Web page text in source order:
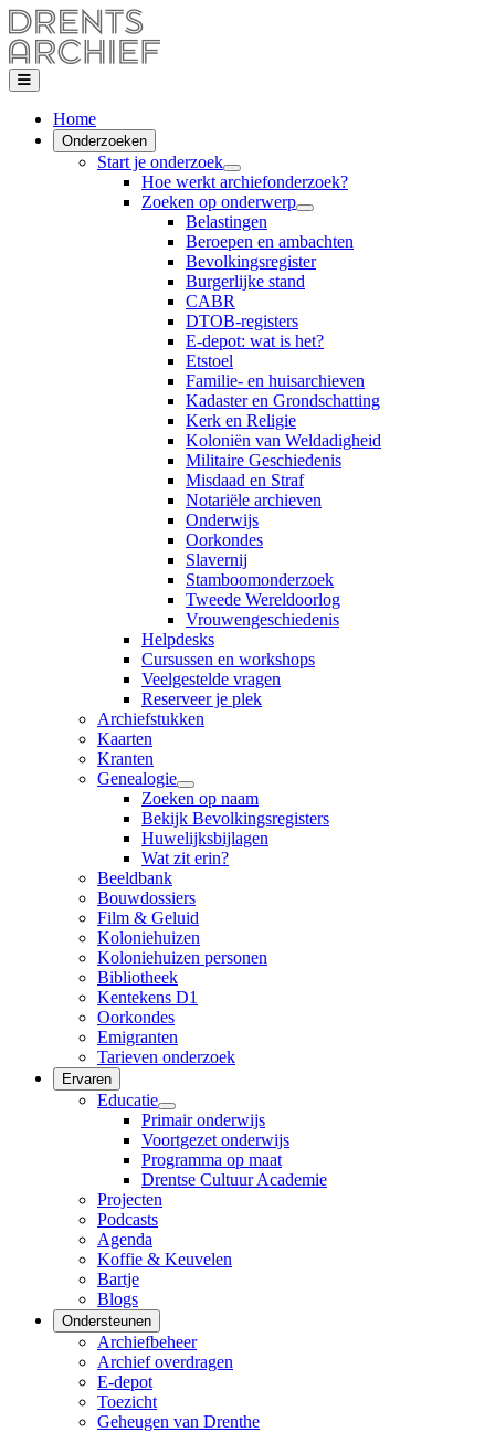
Home
Onderzoeken
Start je onderzoek
Hoe werkt archiefonderzoek?
Zoeken op onderwerp
Belastingen
Beroepen en ambachten
Bevolkingsregister
Burgerlijke stand
CABR
DTOB-registers
E-depot: wat is het?
Etstoel
Familie- en huisarchieven
Kadaster en Grondschatting
Kerk en Religie
Koloniën van Weldadigheid
Militaire Geschiedenis
Misdaad en Straf
Notariële archieven
Onderwijs
Oorkondes
Slavernij
Stamboomonderzoek
Tweede Wereldoorlog
Vrouwengeschiedenis
Helpdesks
Cursussen en workshops
Veelgestelde vragen
Reserveer je plek
Archiefstukken
Kaarten
Kranten
Genealogie
Zoeken op naam
Bekijk Bevolkingsregisters
Huwelijksbijlagen
Wat zit erin?
Beeldbank
Bouwdossiers
Film & Geluid
Koloniehuizen
Koloniehuizen personen
Bibliotheek
Kentekens D1
Oorkondes
Emigranten
Tarieven onderzoek
Ervaren
Educatie
Primair onderwijs
Voortgezet onderwijs
Programma op maat
Drentse Cultuur Academie
Projecten
Podcasts
Agenda
Koffie & Keuvelen
Bartje
Blogs
Ondersteunen
Archiefbeheer
Archief overdragen
E-depot
Toezicht
Geheugen van Drenthe